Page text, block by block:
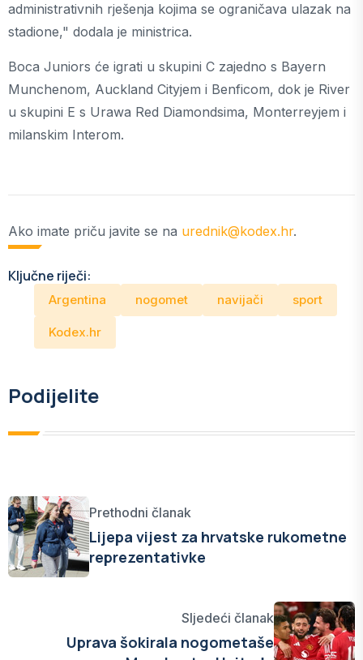
administrativnih rješenja kojima se ograničava ulazak na
stadione," dodala je ministrica.
Boca Juniors će igrati u skupini C zajedno s Bayern
Munchenom, Auckland Cityjem i Benficom, dok je River
u skupini E s Urawa Red Diamondsima, Monterreyjem i
milanskim Interom.
Ako imate priču javite se na urednik@kodex.hr.
Ključne riječi:
Argentina nogomet navijači sport
Kodex.hr
Podijelite
Prethodni članak
Lijepa vijest za hrvatske rukometne
reprezentativke
Sljedeći članak
Uprava šokirala nogometaše